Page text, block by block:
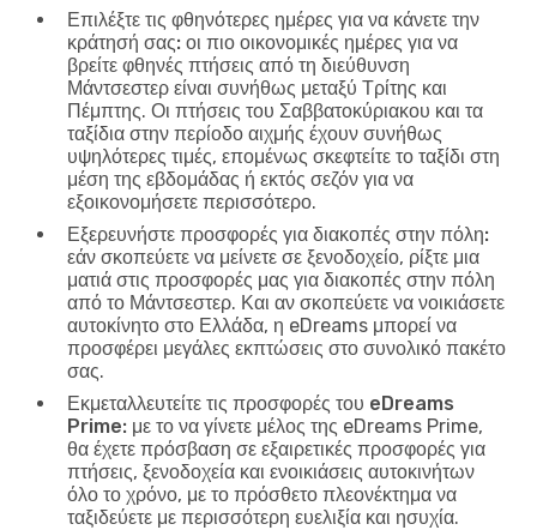
Επιλέξτε τις φθηνότερες ημέρες για να κάνετε την
κράτησή σας: οι πιο οικονομικές ημέρες για να
βρείτε φθηνές πτήσεις από τη διεύθυνση
Μάντσεστερ είναι συνήθως μεταξύ Τρίτης και
Πέμπτης. Οι πτήσεις του Σαββατοκύριακου και τα
ταξίδια στην περίοδο αιχμής έχουν συνήθως
υψηλότερες τιμές, επομένως σκεφτείτε το ταξίδι στη
μέση της εβδομάδας ή εκτός σεζόν για να
εξοικονομήσετε περισσότερο.
Εξερευνήστε προσφορές για διακοπές στην πόλη:
εάν σκοπεύετε να μείνετε σε ξενοδοχείο, ρίξτε μια
ματιά στις προσφορές μας για διακοπές στην πόλη
από το Μάντσεστερ. Και αν σκοπεύετε να νοικιάσετε
αυτοκίνητο στο Ελλάδα, η eDreams μπορεί να
προσφέρει μεγάλες εκπτώσεις στο συνολικό πακέτο
σας.
Εκμεταλλευτείτε τις προσφορές του eDreams
Prime: με το να γίνετε μέλος της eDreams Prime,
θα έχετε πρόσβαση σε εξαιρετικές προσφορές για
πτήσεις, ξενοδοχεία και ενοικιάσεις αυτοκινήτων
όλο το χρόνο, με το πρόσθετο πλεονέκτημα να
ταξιδεύετε με περισσότερη ευελιξία και ησυχία.